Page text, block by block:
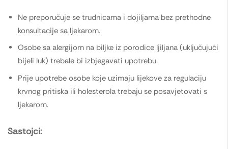
Ne preporučuje se trudnicama i dojiljama bez prethodne
konsultacije sa ljekarom.
Osobe sa alergijom na biljke iz porodice ljiljana (uključujući
bijeli luk) trebale bi izbjegavati upotrebu.
Prije upotrebe osobe koje uzimaju lijekove za regulaciju
krvnog pritiska ili holesterola trebaju se posavjetovati s
ljekarom.
Sastojci: